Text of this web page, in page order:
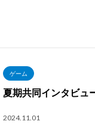
ゲーム
夏期共同インタビュ
2024.11.01